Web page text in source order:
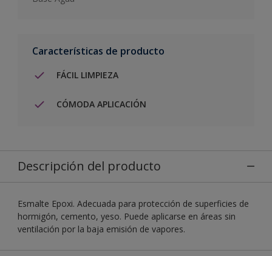
Características de producto
FÁCIL LIMPIEZA
CÓMODA APLICACIÓN
Descripción del producto
Esmalte Epoxi. Adecuada para protección de superficies de
hormigón, cemento, yeso. Puede aplicarse en áreas sin
ventilación por la baja emisión de vapores.